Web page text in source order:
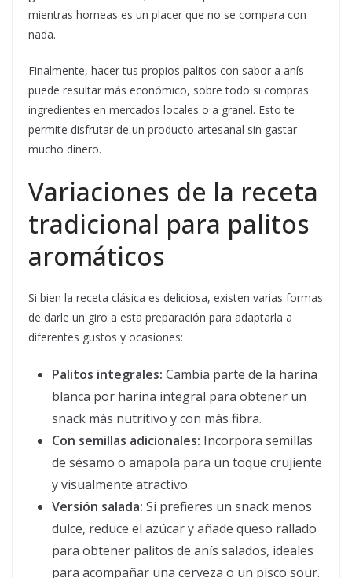
mientras horneas es un placer que no se compara con
nada.
Finalmente, hacer tus propios palitos con sabor a anís
puede resultar más económico, sobre todo si compras
ingredientes en mercados locales o a granel. Esto te
permite disfrutar de un producto artesanal sin gastar
mucho dinero.
Variaciones de la receta
tradicional para palitos
aromáticos
Si bien la receta clásica es deliciosa, existen varias formas
de darle un giro a esta preparación para adaptarla a
diferentes gustos y ocasiones:
Palitos integrales: Cambia parte de la harina
blanca por harina integral para obtener un
snack más nutritivo y con más fibra.
Con semillas adicionales: Incorpora semillas
de sésamo o amapola para un toque crujiente
y visualmente atractivo.
Versión salada: Si prefieres un snack menos
dulce, reduce el azúcar y añade queso rallado
para obtener palitos de anís salados, ideales
para acompañar una cerveza o un pisco sour.